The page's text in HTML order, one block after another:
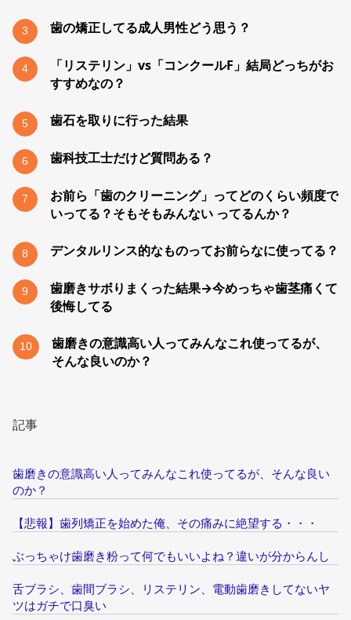
3 歯の矯正してる成人男性どう思う？
4
「リステリン」vs「コンクールF」結局どっちがお
すすめなの？
5 歯石を取りに行った結果
6 歯科技工士だけど質問ある？
7
お前ら「歯のクリーニング」ってどのくらい頻度で
いってる？そもそもみんない ってるんか？
8 デンタルリンス的なものってお前らなに使ってる？
9
歯磨きサボりまくった結果→今めっちゃ歯茎痛くて
後悔してる
10
歯磨きの意識高い人ってみんなこれ使ってるが、
そんな良いのか？
記事
歯磨きの意識高い人ってみんなこれ使ってるが、そんな良い
のか？
【悲報】歯列矯正を始めた俺、その痛みに絶望する・・・
ぶっちゃけ歯磨き粉って何でもいいよね？違いが分からんし
舌ブラシ、歯間ブラシ、リステリン、電動歯磨きしてないヤ
ツはガチで口臭い